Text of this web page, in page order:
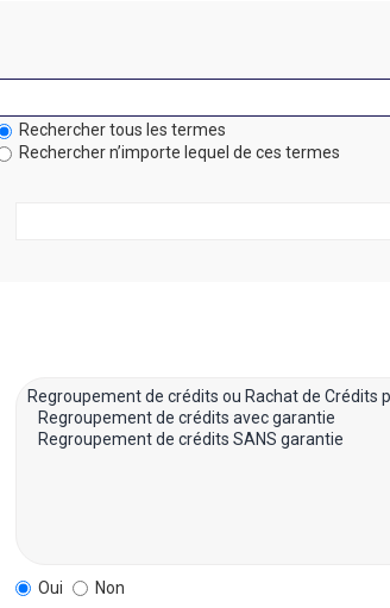
Rechercher tous les termes
Rechercher n’importe lequel de ces termes
Oui
Non